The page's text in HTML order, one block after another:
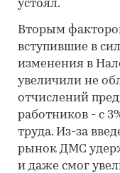
устоял.
Вторым
вступившие в
изменения в
увеличили не
отчислений
работников - с
труда. Из-за
рынок ДМС
и даже смог